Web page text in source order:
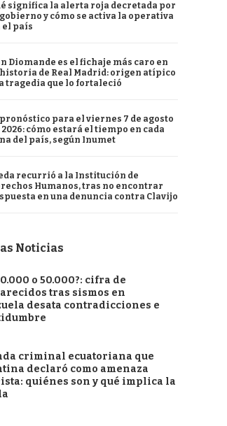
significa la alerta roja decretada por
y cómo se activa la operativa
el país
Diomande es el fichaje más caro en
de Real Madrid: origen atípico
tragedia que lo fortaleció
para el viernes 7 de agosto
2026: cómo estará el tiempo en cada
del país, según Inumet
recurrió a la Institución de
Humanos, tras no encontrar
en una denuncia contra Clavijo
Noticias
o 50.000?: cifra de
tras sismos en
desata contradicciones e
criminal ecuatoriana que
declaró como amenaza
quiénes son y qué implica la